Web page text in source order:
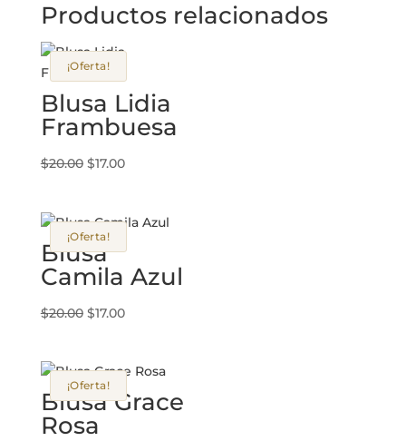
Productos relacionados
¡Oferta!
Blusa Lidia
Frambuesa
$20.00 El
era:
$17.00El
es:
¡Oferta!
Blusa
Camila Azul
$20.00 El
era:
$20.00.
$17.00El
es:
$17.00.
¡Oferta!
Blusa Grace
Rosa